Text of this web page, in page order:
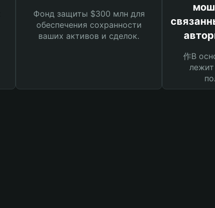
Фонд защиты $300 млн для
обеспечения сохранности
ваших активов и сделок.
作В